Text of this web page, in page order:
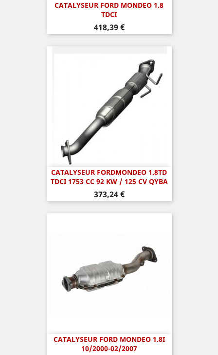
CATALYSEUR FORD MONDEO 1.8
TDCI
Prix
418,39 €
CATALYSEUR FORDMONDEO 1.8TD
TDCI 1753 CC 92 KW / 125 CV QYBA
Prix
373,24 €
CATALYSEUR FORD MONDEO 1.8I
10/2000-02/2007